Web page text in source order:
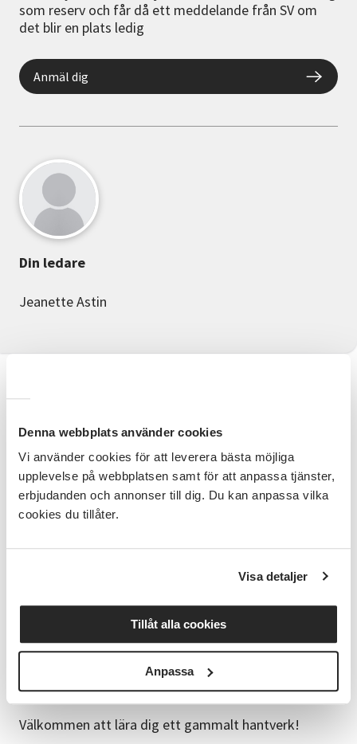
Denna webbplats använder cookies
Vi använder cookies för att leverera bästa möjliga
upplevelse på webbplatsen samt för att anpassa tjänster,
erbjudanden och annonser till dig. Du kan anpassa vilka
cookies du tillåter.
Visa detaljer
Tillåt alla cookies
Anpassa
Knyppling är ett anrikt och vackert hantverk med
stark historisk förankring i Östergötland.
Knyppling är inte bara spetsar – utan motiv, bilder,
halsdukar och mycket mer. Lär dig att knyppla från
grunden eller fortsätt där du är. Vi använder alla sorts
pinnar att låna.
Vår ledare Jeanette Astin har en betydande
erfarenhet av knyppling, där hon har jobbat med
mönsterkonstruktion och deltagit i ett stort antal av
nybörjare och behöver låna dyna eller mönster,
kontakta gärna Jeanette innan kursstart så hon kan
förbereda.
Välkommen att lära dig ett gammalt hantverk!
som reserv och får då ett meddelande från SV om
det blir en plats ledig
Anmäl dig
Din ledare
Jeanette Astin